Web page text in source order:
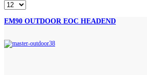
EM90 OUTDOOR EOC HEADEND